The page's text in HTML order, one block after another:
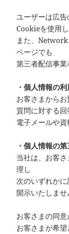
ユーザーは広
Cookieを使用
また、
ページでも
第三者配信事業
・個人情報の
お客さまから
質問に対する回
電子メールや資
・個人情報の
当社は、お客
理し
次のいずれか
開示いたしませ
お客さまの同
お客さまが希